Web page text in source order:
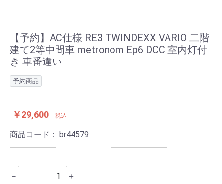
【予約】AC仕様 RE3 TWINDEXX VARIO 二階
建て2等中間車 metronom Ep6 DCC 室内灯付
き 車番違い
予約商品
￥29,600 税込
商品コード： br44579
－ ＋